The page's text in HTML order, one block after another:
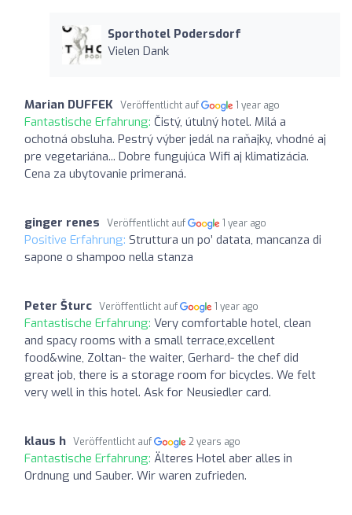
Sporthotel Podersdorf
Vielen Dank
Marian DUFFEK Veröffentlicht auf 1 year ago
Fantastische Erfahrung: Čistý, útulný hotel. Milá a
ochotná obsluha. Pestrý výber jedál na raňajky, vhodné aj
pre vegetariána... Dobre fungujúca Wifi aj klimatizácia.
Cena za ubytovanie primeraná.
ginger renes Veröffentlicht auf 1 year ago
Positive Erfahrung: Struttura un po’ datata, mancanza di
sapone o shampoo nella stanza
Peter Šturc Veröffentlicht auf 1 year ago
Fantastische Erfahrung: Very comfortable hotel, clean
and spacy rooms with a small terrace,excellent
food&wine, Zoltan- the waiter, Gerhard- the chef did
great job, there is a storage room for bicycles. We felt
very well in this hotel. Ask for Neusiedler card.
klaus h Veröffentlicht auf 2 years ago
Fantastische Erfahrung: Älteres Hotel aber alles in
Ordnung und Sauber. Wir waren zufrieden.